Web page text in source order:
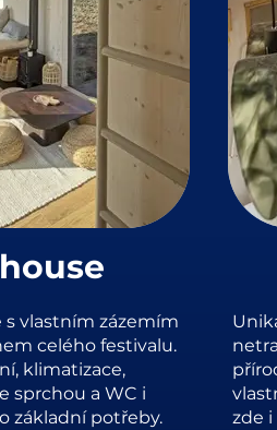
vlastním zázemím
celého festivalu.
klimatizace,
sprchou a WC i
základní potřeby.
zde